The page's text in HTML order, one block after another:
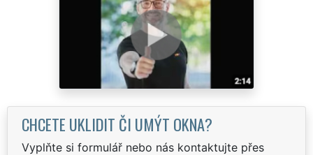
CHCETE UKLIDIT ČI UMÝT OKNA?
Vyplňte si formulář nebo nás kontaktujte přes